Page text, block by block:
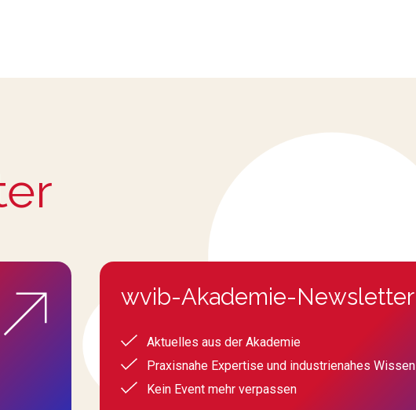
wvib-Akademie-Newsletter
Aktuelles aus der Akademie
Praxisnahe Expertise und industrienahes Wissen
Kein Event mehr verpassen